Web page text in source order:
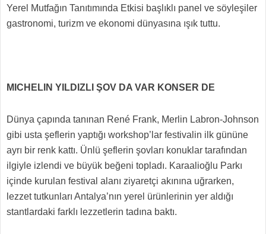
Yerel Mutfağın Tanıtımında Etkisi başlıklı panel ve söyleşiler
gastronomi, turizm ve ekonomi dünyasına ışık tuttu.
MICHELIN YILDIZLI ŞOV DA VAR KONSER DE
Dünya çapında tanınan René Frank, Merlin Labron-Johnson
gibi usta şeflerin yaptığı workshop’lar festivalin ilk gününe
ayrı bir renk kattı. Ünlü şeflerin şovları konuklar tarafından
ilgiyle izlendi ve büyük beğeni topladı. Karaalioğlu Parkı
içinde kurulan festival alanı ziyaretçi akınına uğrarken,
lezzet tutkunları Antalya’nın yerel ürünlerinin yer aldığı
stantlardaki farklı lezzetlerin tadına baktı.